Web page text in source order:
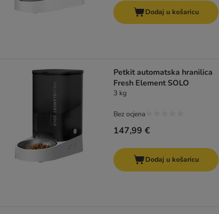
Dodaj u košaricu
Petkit automatska hranilica
Fresh Element SOLO
3 kg
147,99 €
Bez ocjena
Dodaj u košaricu